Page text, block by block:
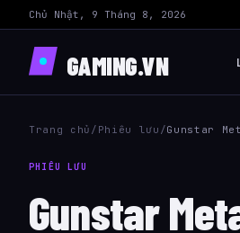
Chủ Nhật, 9 Tháng 8, 2026
GAMING.VN
Trang chủ / Phiêu lưu /Gunstar
PHIÊU LƯU
Gunstar